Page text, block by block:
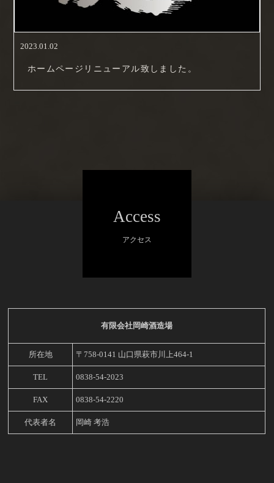
2023.01.02
ホームページリニューアル致しました。
Access
アクセス
有限会社岡崎酒造場
所在地 〒758-0141 山口県萩市川上464-1
TEL 0838-54-2023
FAX 0838-54-2220
代表者名 岡崎 考浩